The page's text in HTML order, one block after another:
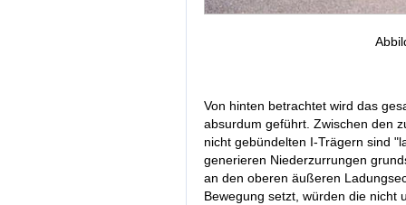
Von hinten betrachtet wird das
absurdum geführt. Zwischen den
nicht gebündelten I-Trägern sind
generieren Niederzurrungen
an den oberen äußeren
Bewegung setzt, würden die nicht